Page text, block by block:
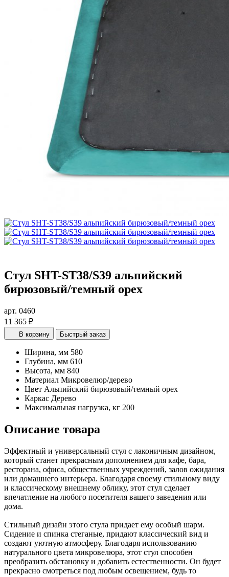
Стул SHT-ST38/S39 альпийский
бирюзовый/темный орех
арт. 0460
11 365 ₽
В корзину Быстрый заказ
Ширина, мм 580
Глубина, мм 610
Высота, мм 840
Материал Микровелюр/дерево
Цвет Альпийский бирюзовый/темный орех
Каркас Дерево
Максимальная нагрузка, кг 200
Описание товара
Эффектный и универсальный стул с лаконичным дизайном,
который станет прекрасным дополнением для кафе, бара,
ресторана, офиса, общественных учреждений, залов ожидания
или домашнего интерьера. Благодаря своему стильному виду
и классическому внешнему облику, этот стул сделает
впечатление на любого посетителя вашего заведения или
дома.
Стильный дизайн этого стула придает ему особый шарм.
Сидение и спинка стеганые, придают классический вид и
создают уютную атмосферу. Благодаря использованию
натурального цвета микровелюра, этот стул способен
преобразить обстановку и добавить естественности. Он будет
прекрасно смотреться под любым освещением, будь то